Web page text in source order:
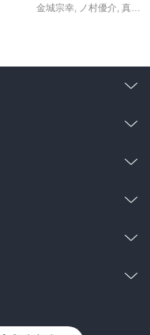
金城宗幸, ノ村優介, 真島ヒロ